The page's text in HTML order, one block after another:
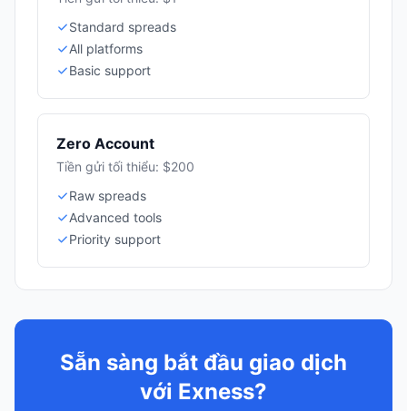
Standard spreads
All platforms
Basic support
Zero Account
Tiền gửi tối thiểu: $200
Raw spreads
Advanced tools
Priority support
Sẵn sàng bắt đầu giao dịch
với Exness?